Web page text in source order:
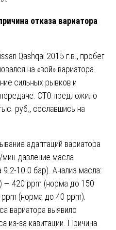
отказа вариатора
Qashqai 2015 г.в., пробег
на «вой» вариатора
сильных рывков и
СТО предложило
руб., сославшись на
адаптаций вариатора
мин давление масла
10.0 бар). Анализ масла:
— 420 ppm (норма до 150
(норма до 40 ppm).
вариатора выявило
из-за кавитации. Причина